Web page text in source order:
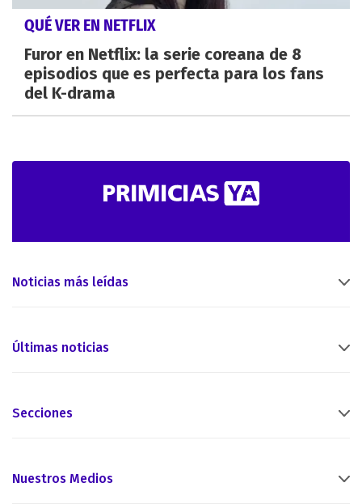
QUÉ VER EN NETFLIX
Furor en Netflix: la serie coreana de 8
episodios que es perfecta para los fans
del K-drama
Noticias más leídas
Últimas noticias
Secciones
Nuestros Medios